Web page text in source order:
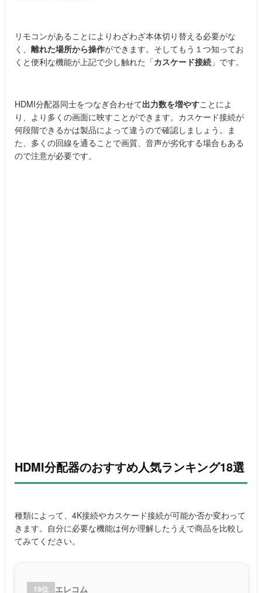
リモコンがあることによりわざわざ本体切り替える必要がな
く、 離れた場所から操作ができます。そしてもう１つ知ってお
くと便利な機能が上記で少し触れた「カスケード接続 」です。
HDMI分配器同士をつなぎ合わせて出力数を増やすことによ
り、より多くの画面に映すことができます。カスケード接続が
何段階できるかは製品によって違うので確認しましょう。ま
た、多くの回線を通ることで画質、音声が劣化する場合もある
ので注意が必要です。
HDMI分配器のおすすめ人気ランキング18選
種類によって、4K接続やカスケード接続が可能か否か変わって
きます。自分に必要な機能は何か理解したうえで商品を比較し
てみてください。
18位 エレコム